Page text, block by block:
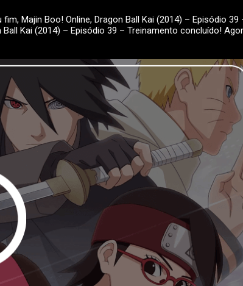
Majin Boo! Online, Dragon Ball Kai (2014) – Episódio 39
Kai (2014) – Episódio 39 – Treinamento concluído!